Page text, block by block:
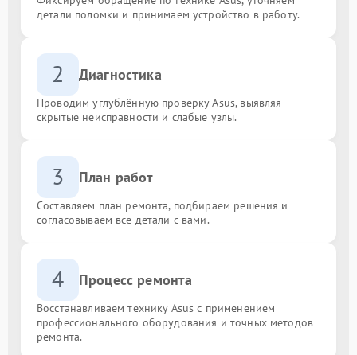
детали поломки и принимаем устройство в работу.
2 Диагностика
Проводим углублённую проверку Asus, выявляя
скрытые неисправности и слабые узлы.
3 План работ
Составляем план ремонта, подбираем решения и
согласовываем все детали с вами.
4 Процесс ремонта
Восстанавливаем технику Asus с применением
профессионального оборудования и точных методов
ремонта.